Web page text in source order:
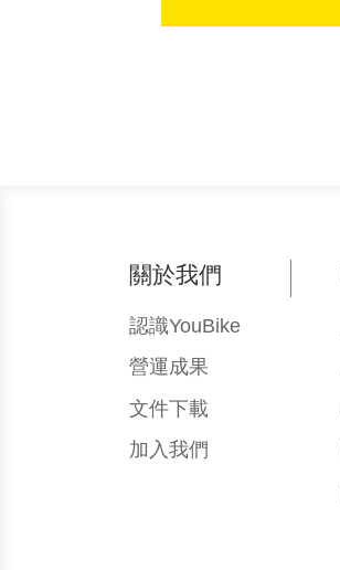
關於我們
認識YouBike
營運成果
文件下載
加入我們